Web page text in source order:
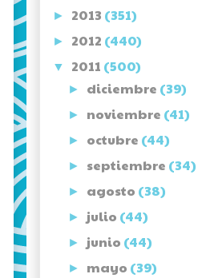
► 2013 (351)
► 2012 (440)
▼ 2011 (500)
► diciembre (39)
► noviembre (41)
► octubre (44)
► septiembre (34)
► agosto (38)
► julio (44)
► junio (44)
► mayo (39)